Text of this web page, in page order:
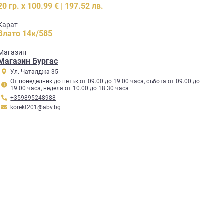
гр. x 100.99 € | 197.52 лв.
14к/585
Бургас
Ул. Чаталджа 35
От понеделник до петък от 09.00 до 19.00 часа, събота от 09.00 до
19.00 часа, неделя от 10.00 до 18.30 часа
+359895248988
korekt201@abv.bg